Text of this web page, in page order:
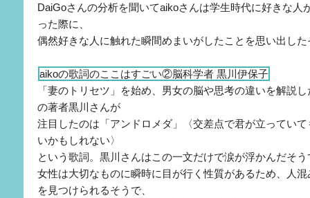
DaiGoさんの分析を聞いてaikoさんは学生時代に好きな人
った際に、
偶然好きな人に触れた瞬間めまいがしたことを思い出し
aikoの歌詞のここはすごい②脳科学者 黒川伊保子
「妻のトリセツ」を始め、男女の脳や思考の違いを解説
の著者黒川さんが
注目したのは「アンドロメダ」〈交差点で君が立ってい
いかもしれない〉
という歌詞。黒川さんはこの一文だけで涙が浮かんだそう
女性は大切なものに瞬時に目が行く性質があるため、人
を見つけられるそうで、